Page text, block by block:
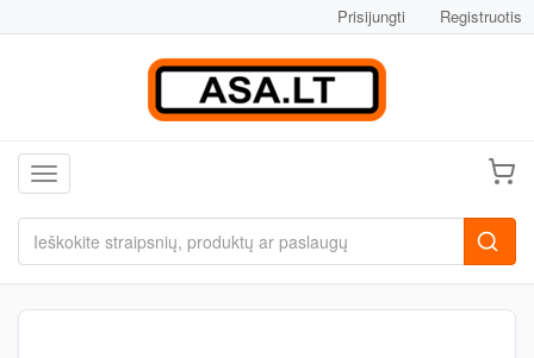
Prisijungti Registruotis
Toggle navigation